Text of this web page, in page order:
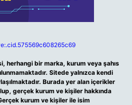
herhangi bir marka, kurum veya şahıs
Sitede yalnızca kendi
Burada yer alan içerikler
gerçek kurum ve kişiler hakkında
kurum ve kişiler ile isim